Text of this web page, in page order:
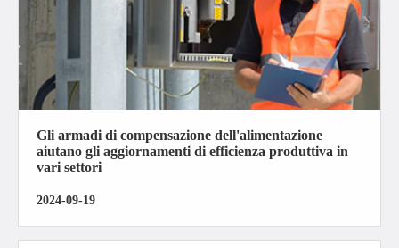
Gli armadi di compensazione dell'alimentazione
aiutano gli aggiornamenti di efficienza produttiva in
vari settori
2024-09-19